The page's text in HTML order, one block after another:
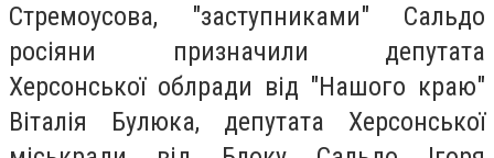
Стремоусова, "заступниками" Сальдо
росіяни призначили депутата
Херсонської облради від "Нашого краю"
Віталія Булюка, депутата Херсонської